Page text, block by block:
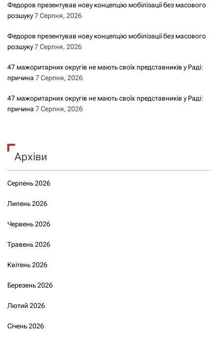
м
и
Федоров презентував нову концепцію мобілізації без масового
розшуку7 Серпня, 2026
Федоров презентував нову концепцію мобілізації без масового
розшуку7 Серпня, 2026
47 мажоритарних округів не мають своїх представників у Раді:
причина 7 Серпня, 2026
47 мажоритарних округів не мають своїх представників у Раді:
причина 7 Серпня, 2026
Архіви
Серпень 2026
Липень 2026
Червень 2026
Травень 2026
Квітень 2026
Березень 2026
Лютий 2026
Січень 2026